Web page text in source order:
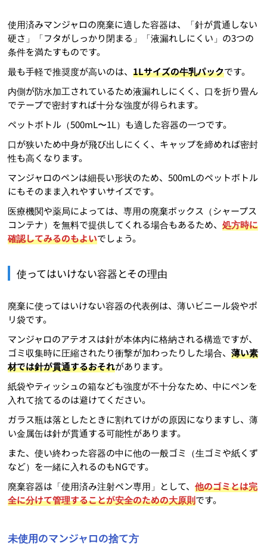
使用済みマンジャロの廃棄に適した容器は、「針が貫通しない
硬さ」「フタがしっかり閉まる」「液漏れしにくい」の3つの
条件を満たすものです。
最も手軽で推奨度が高いのは、1Lサイズの牛乳パックです。
内側が防水加工されているため液漏れしにくく、口を折り畳ん
でテープで密封すれば十分な強度が得られます。
ペットボトル（500mL〜1L）も適した容器の一つです。
口が狭いため中身が飛び出しにくく、キャップを締めれば密封
性も高くなります。
マンジャロのペンは細長い形状のため、500mLのペットボトル
にもそのまま入れやすいサイズです。
医療機関や薬局によっては、専用の廃棄ボックス（シャープス
コンテナ）を無料で提供してくれる場合もあるため、処方時に
確認してみるのもよいでしょう。
使ってはいけない容器とその理由
廃棄に使ってはいけない容器の代表例は、薄いビニール袋やポ
リ袋です。
マンジャロのアテオスは針が本体内に格納される構造ですが、
ゴミ収集時に圧縮されたり衝撃が加わったりした場合、薄い素
材では針が貫通するおそれがあります。
紙袋やティッシュの箱なども強度が不十分なため、中にペンを
入れて捨てるのは避けてください。
ガラス瓶は落としたときに割れてけがの原因になりますし、薄
い金属缶は針が貫通する可能性があります。
また、使い終わった容器の中に他の一般ゴミ（生ゴミや紙くず
など）を一緒に入れるのもNGです。
廃棄容器は「使用済み注射ペン専用」として、他のゴミとは完
全に分けて管理することが安全のための大原則です。
未使用のマンジャロの捨て方